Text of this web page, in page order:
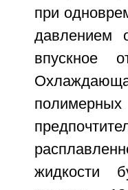
при
давлением
впускное
жидкости